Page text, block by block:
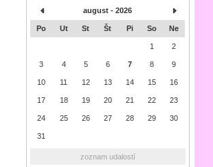
august - 2026
Po Ut St Št Pi So Ne
1 2
3 4 5 6 7 8 9
10 11 12 13 14 15 16
17 18 19 20 21 22 23
24 25 26 27 28 29 30
31
zoznam udalostí